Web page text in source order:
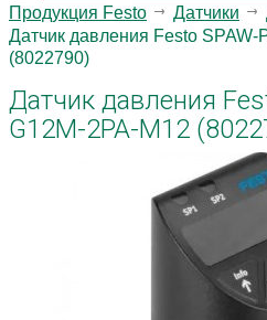
Продукция Festo
Датчики
Датчик давления Festo SPAW-
(8022790)
Датчик давления
G12M-2PA-M12